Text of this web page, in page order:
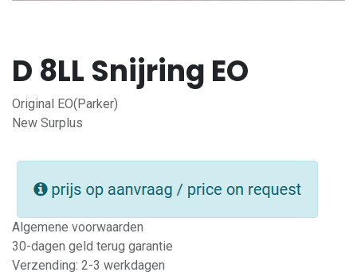
D 8LL Snijring EO
Original EO(Parker)
New Surplus
Algemene voorwaarden
30-dagen geld terug garantie
Verzending: 2-3 werkdagen